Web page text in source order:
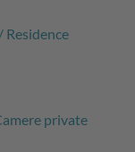
private